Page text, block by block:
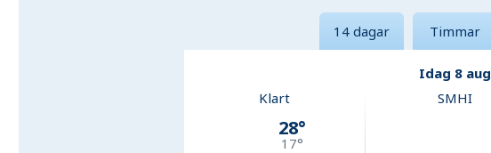
14 dagar Timmar
Idag 8 aug
Klart
28°
17°
SMHI